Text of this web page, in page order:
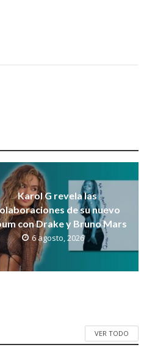
Karol G revela las
de su nuevo
con Drake y Bruno Mars
6 agosto, 2026
VER TODO